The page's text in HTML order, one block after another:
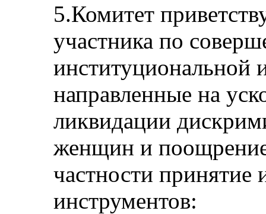
5.Комитет
участника по
институциональной
направленные на
ликвидации
женщин и поощрение
частности
инструментов: